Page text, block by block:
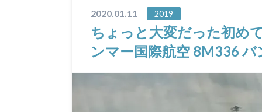
2020.01.11 2019
ちょっと大変だった初め
ンマー国際航空 8M336